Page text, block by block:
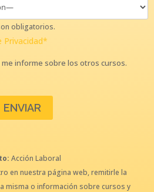
obligatorios.
Privacidad*
me informe sobre los otros cursos.
Acción Laboral
en nuestra página web, remitirle la
misma o información sobre cursos y